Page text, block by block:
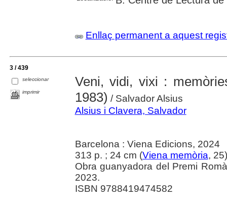
Enllaç permanent a aquest
3 / 439
seleccionar
imprimir
Veni, vidi, vixi :
1983) / Salvador Alsius
Alsius i Clavera, Salvador
Barcelona : Viena Edicions, 2024
313 p. ; 24 cm (Viena memòria,
Obra guanyadora del Premi
2023.
ISBN 9788419474582